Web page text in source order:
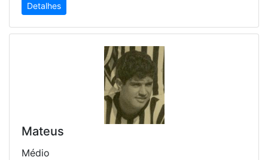
Detalhes
Mateus
Médio